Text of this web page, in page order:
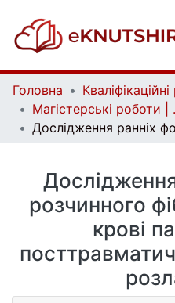
Головна
розчинного
крові